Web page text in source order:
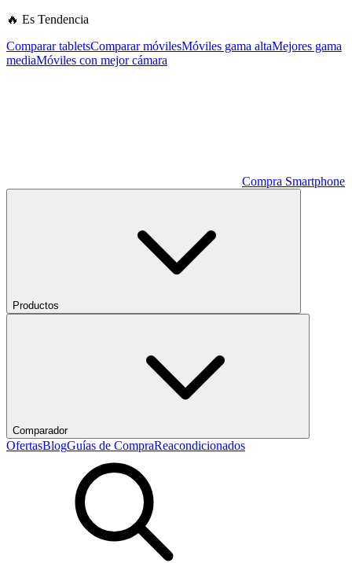
🔥 Es Tendencia
Comparar tabletsComparar móvilesMóviles gama altaMejores gama
mediaMóviles con mejor cámara
Compra Smartphone
Productos
Comparador
OfertasBlogGuías de CompraReacondicionados